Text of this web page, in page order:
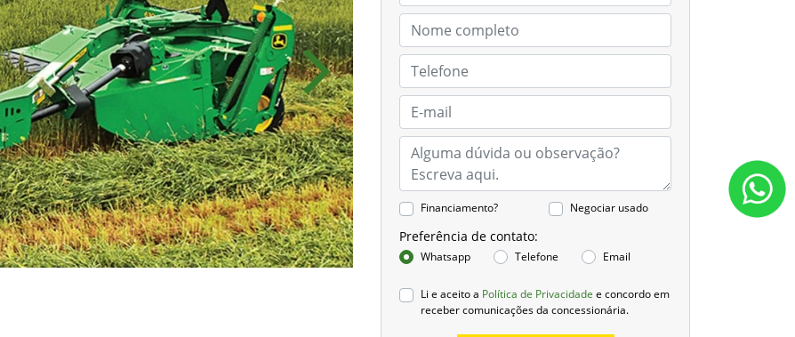
Financiamento? Negociar usado
Preferência de contato:
Whatsapp Telefone Email
Li e aceito a Política de Privacidade e concordo em
receber comunicações da concessionária.
Próximo